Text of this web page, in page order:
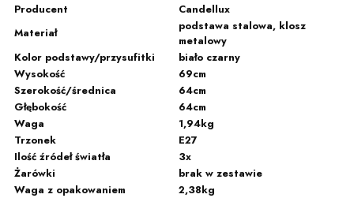
Producent
Candellux
Materiał
podstawa stalowa, klosz
metalowy
Kolor podstawy/przysufitki
biało czarny
Wysokość
69cm
Szerokość/średnica
64cm
Głębokość
64cm
Waga
1,94kg
Trzonek
E27
Ilość źródeł światła
3x
Żarówki
brak w zestawie
Waga z opakowaniem
2,38kg